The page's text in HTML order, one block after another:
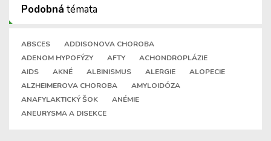
Podobná témata
ABSCES
ADDISONOVA CHOROBA
ADENOM HYPOFÝZY
AFTY
ACHONDROPLÁZIE
AIDS
AKNÉ ALBINISMUS ALERGIE
ALOPECIE
ALZHEIMEROVA CHOROBA
AMYLOIDÓZA
ANAFYLAKTICKÝ ŠOK
ANÉMIE
ANEURYSMA A DISEKCE